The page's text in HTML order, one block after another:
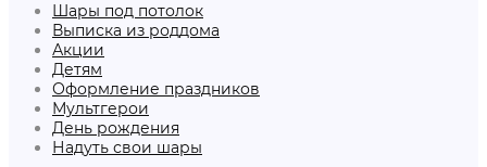
Шары под потолок
Выписка из роддома
Акции
Детям
Оформление праздников
Мультгерои
День рождения
Надуть свои шары